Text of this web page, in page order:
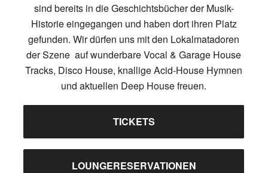
sind bereits in die Geschichtsbücher der Musik-
Historie eingegangen und haben dort ihren Platz
gefunden. Wir dürfen uns mit den Lokalmatadoren
der Szene auf wunderbare Vocal & Garage House
Tracks, Disco House, knallige Acid-House Hymnen
und aktuellen Deep House freuen.
TICKETS
LOUNGERESERVATIONEN